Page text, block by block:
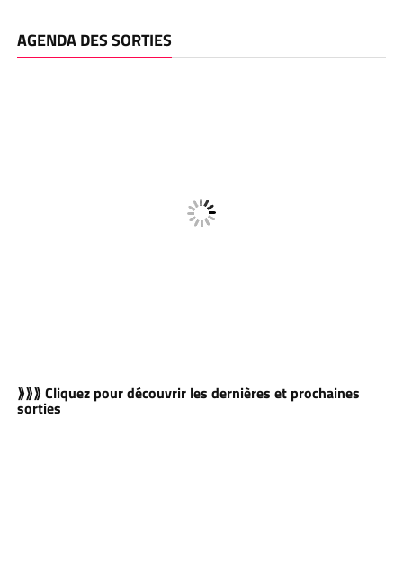
AGENDA DES SORTIES
⟫⟫⟫ Cliquez pour découvrir les dernières et prochaines
sorties